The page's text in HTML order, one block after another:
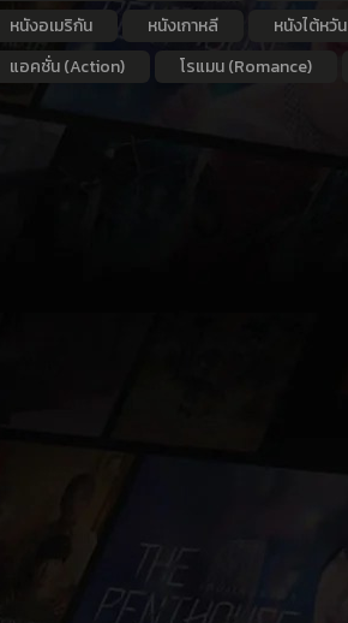
หนังอเมริกัน
หนังเกาหลี หนังไต้หวัน
แอคชั่น (Action)
โรแมน (Romance)